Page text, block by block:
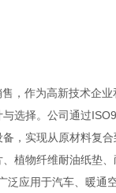
，作为高新技术企业
选择。公司通过
，实现从原材料复
植物纤维耐油纸垫
泛应用于汽车、暖通